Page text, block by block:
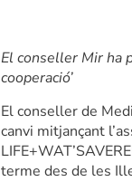
El conseller Mir ha
cooperació’
El conseller de
canvi mitjançant
terme des de les